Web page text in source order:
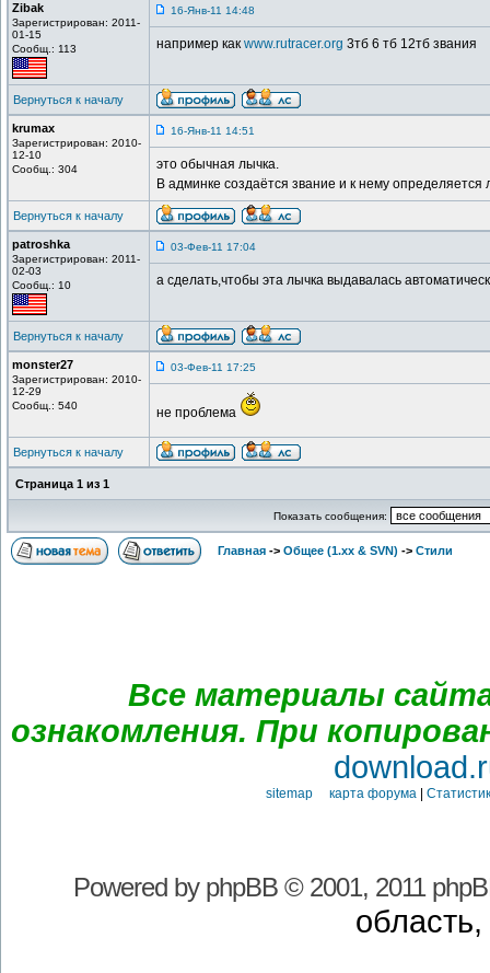
Zibak
Зарегистрирован: 2011-
01-15
Сообщ.: 113
16-Янв-11 14:48
например как www.rutracer.org 3тб 6 тб 12тб звания
Вернуться к началу
krumax
Зарегистрирован: 2010-
12-10
Сообщ.: 304
16-Янв-11 14:51
это обычная лычка.
В админке создаётся звание и к нему определяется
Вернуться к началу
patroshka
Зарегистрирован: 2011-
02-03
Сообщ.: 10
03-Фев-11 17:04
а сделать,чтобы эта лычка выдавалась
Вернуться к началу
monster27
Зарегистрирован: 2010-
12-29
Сообщ.: 540
03-Фев-11 17:25
не проблема
Вернуться к началу
Страница 1 из 1
Показать сообщения:
Главная -> Общее (1.хх & SVN) -> Стили
Все материалы
ознакомления. При
sitemap карта форума|
Powered by phpBB© 2001, 2011